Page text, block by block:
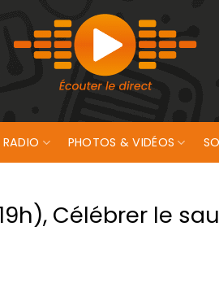
RADIO PHOTOS & VIDÉOS
Célébrer le